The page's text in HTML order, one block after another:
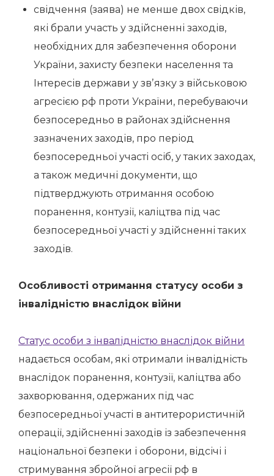
свідчення (заява) не менше двох свідків,
які брали участь у здійсненні заходів,
необхідних для забезпечення оборони
України, захисту безпеки населення та
Інтересів держави у звʼязку з військовою
агресією рф проти України, перебуваючи
безпосередньо в районах здійснення
зазначених заходів, про період
безпосередньої участі осіб, у таких заходах,
а також медичні документи, що
підтверджують отримання особою
поранення, контузії, каліцтва під час
безпосередньої участі у здійсненні таких
заходів.
Особливості отримання статусу особи з
інвалідністю внаслідок війни
Статус особи з інвалідністю внаслідок війни
надається особам, які отримали інвалідність
внаслідок поранення, контузії, каліцтва або
захворювання, одержаних під час
безпосередньої участі в антитерористичній
операції, здійсненні заходів із забезпечення
національної безпеки і оборони, відсічі і
стримування збройної агресії рф в